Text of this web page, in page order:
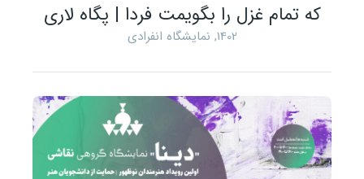
که تمام غزل را بگویمت فردا | پگاه لاری
1402
, نمایشگاه انفرادی